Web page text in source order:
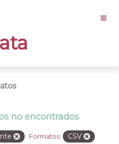
no encontrados
Formatos:
CSV